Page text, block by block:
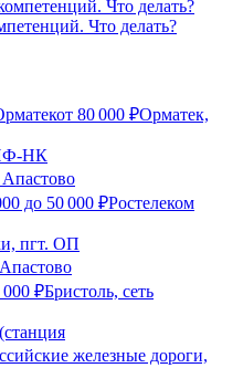
Что делать?
от 80 000 ₽Орматек,
НК
до 50 000 ₽Ростелеком
пгт. ОП
000 ₽Бристоль, сеть
железные дороги,